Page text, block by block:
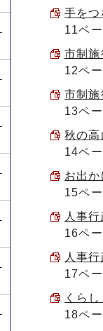
手をつ
11ペ
市制
12ペ
市制
13ペ
秋の高
14ペ
お出
15ペ
人事
16ペ
人事
17ペ
くら
18ペ